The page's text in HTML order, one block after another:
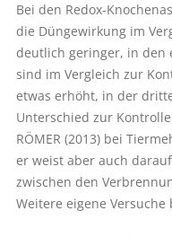
Bei den Redox-
die Düngewirkung im
deutlich geringer, in den
sind im Vergleich zur
etwas erhöht, in der
Unterschied zur
RÖMER (2013) bei
er weist aber auch
zwischen den
Weitere eigene Versuche